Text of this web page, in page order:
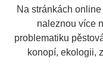
Na stránkách
naleznou více
problematiku
konopí, ekologii,